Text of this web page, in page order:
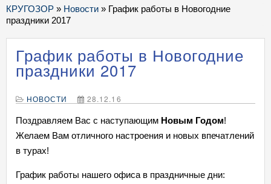
КРУГОЗОР » Новости » График работы в Новогодние
праздники 2017
График работы в Новогодние
праздники 2017
НОВОСТИ 28.12.16
Поздравляем Вас с наступающим Новым Годом!
Желаем Вам отличного настроения и новых впечатлений
в турах!
График работы нашего офиса в праздничные дни: